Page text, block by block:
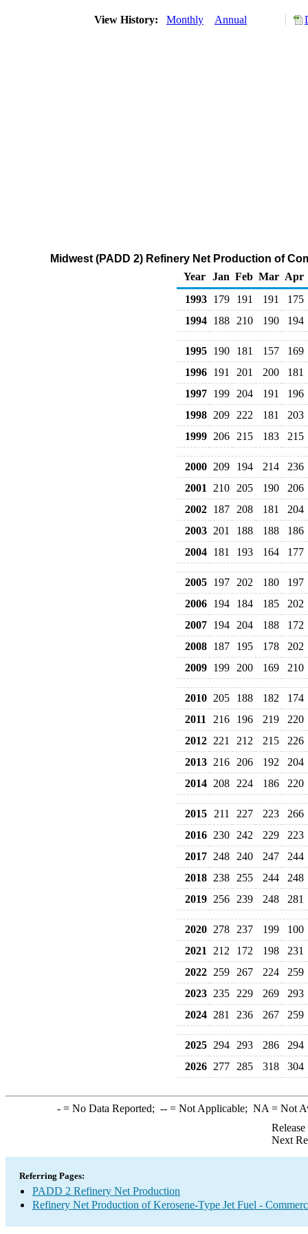
View History: Monthly Annual
Midwest (PADD 2) Refinery Net Production of
Year Jan Feb Mar Apr
1993 179 191 191
175
1994 188 210 190 194
1995 190 181 157
169
1996 191 201 200
181
1997 199 204 191
196
1998 209 222 181
203
1999 206 215 183 215
2000 209 194 214
236
2001
210 205 190
206
2002 187 208 181
204
2003 201 188 188
186
2004 181 193 164 177
2005 197 202 180
197
2006 194 184 185
202
2007 194 204 188
172
2008 187 195 178
202
2009 199 200 169 210
2010 205 188 182
174
2011
216 196 219
220
2012 221 212 215
226
2013 216 206 192
204
2014 208 224 186 220
2015 211 227 223
266
2016 230 242 229
223
2017 248 240 247
244
2018 238 255 244
248
2019 256 239 248 281
2020 278 237 199
100
2021
212 172 198
231
2022 259 267 224
259
2023 235 229 269
293
2024 281 236 267 259
2025 294 293 286
294
2026 277 285 318 304
-= No Data Reported; --= Not Applicable; NA = Not
Next
Referring Pages:
PADD 2 Refinery Net Production
Refinery Net Production of Kerosene-Type Jet Fuel -